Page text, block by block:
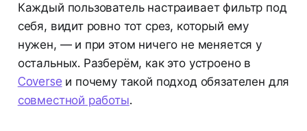
Каждый пользователь настраивает фильтр под
себя, видит ровно тот срез, который ему
нужен, — и при этом ничего не меняется у
остальных. Разберём, как это устроено в
Coverse и почему такой подход обязателен для
совместной работы.